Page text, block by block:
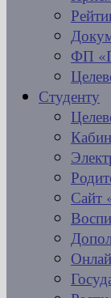
ФП
Студенту
Сайт